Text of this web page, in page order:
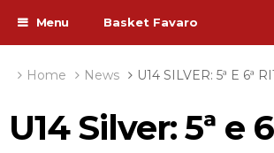
Menu Basket Favaro
Home News U14 SILVER: 5ª E 6ª
U14 Silver: 5ª e 6ª